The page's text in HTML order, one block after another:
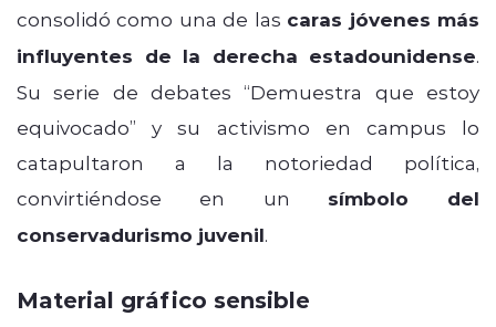
consolidó como una de las caras jóvenes más
influyentes de la derecha estadounidense.
Su serie de debates “Demuestra que estoy
equivocado” y su activismo en campus lo
catapultaron a la notoriedad política,
convirtiéndose en un símbolo del
conservadurismo juvenil.
Material gráfico sensible